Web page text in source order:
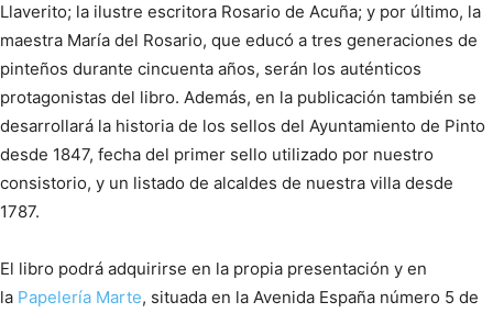
Llaverito; la ilustre escritora Rosario de Acuña; y por último, la
maestra María del Rosario, que educó a tres generaciones de
pinteños durante cincuenta años, serán los auténticos
protagonistas del libro. Además, en la publicación también se
desarrollará la historia de los sellos del Ayuntamiento de Pinto
desde 1847, fecha del primer sello utilizado por nuestro
consistorio, y un listado de alcaldes de nuestra villa desde
1787.
El libro podrá adquirirse en la propia presentación y en
la Papelería Marte, situada en la Avenida España número 5 de